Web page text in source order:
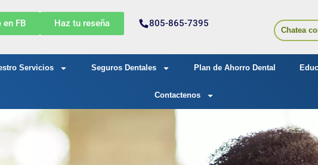
en FB Haz tu reseña 805-865-7395
Chatea
Servicios Seguros Dentales Plan de Ahorro Dental
Contactenos